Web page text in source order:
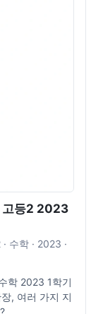
고등2 2023
수학 · 2023 ·
학 2023 1학기
, 여러 가지 지